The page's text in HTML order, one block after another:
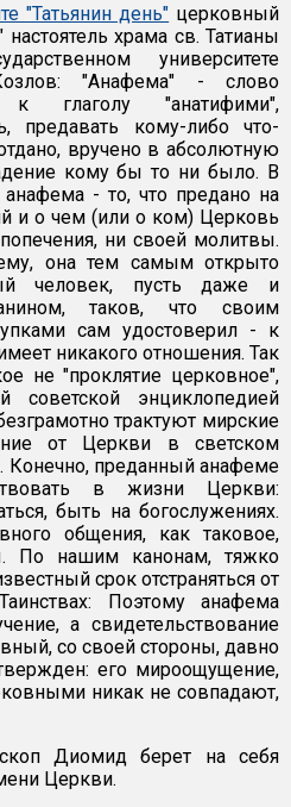
"Татьянин день" церковный
храма св. Татианы
университете
"Анафема" - слово
к глаголу "анатифими",
предавать кому-либо что-
вручено в абсолютную
кому бы то ни было. В
- то, что предано на
и о чем (или о ком) Церковь
ни своей молитвы.
она тем самым открыто
человек, пусть даже и
таков, что своим
сам удостоверил - к
никакого отношения. Так
не "проклятие церковное",
энциклопедией
трактуют мирские
от Церкви в светском
Конечно, преданный анафеме
в жизни Церкви:
быть на богослужениях.
общения, как таковое,
По нашим канонам, тяжко
срок отстраняться от
Поэтому анафема
а свидетельствование
со своей стороны, давно
его мироощущение,
никак не совпадают,
Диомид берет на себя
Церкви.